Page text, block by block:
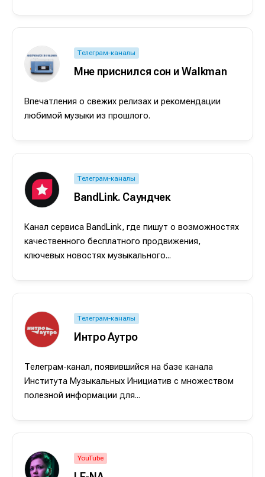
Написание
Инструменты
Написание
Инструменты
Телеграм-каналы
Мне приснился сон и Walkman
Впечатления о свежих релизах и рекомендации
любимой музыки из прошлого.
Телеграм-каналы
BandLink. Саундчек
Канал сервиса BandLink, где пишут о возможностях
качественного бесплатного продвижения,
ключевых новостях музыкального...
Телеграм-каналы
Интро Аутро
Телеграм-канал, появившийся на базе канала
Института Музыкальных Инициатив с множеством
полезной информации для...
YouTube